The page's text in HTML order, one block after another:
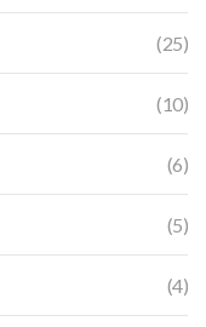
(25)
(10)
(6)
(5)
(4)